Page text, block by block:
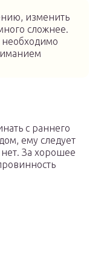
изменить
сложнее.
необходимо
с раннего
ему следует
нет. За хорошее